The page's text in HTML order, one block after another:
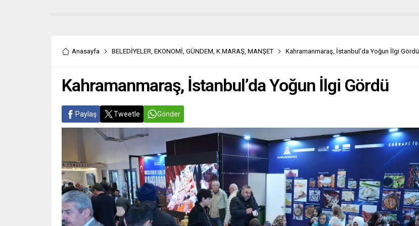
Anasayfa BELEDİYELER EKONOMİ GÜNDEM K.MARAŞ MANŞET Kahramanmaraş, İstanbul’da Yoğun İlgi Gördü
Kahramanmaraş, İstanbul’da Yoğun İlgi Gördü
Paylaş Tweetle Gönder